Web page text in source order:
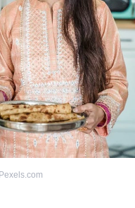
Pexels.com